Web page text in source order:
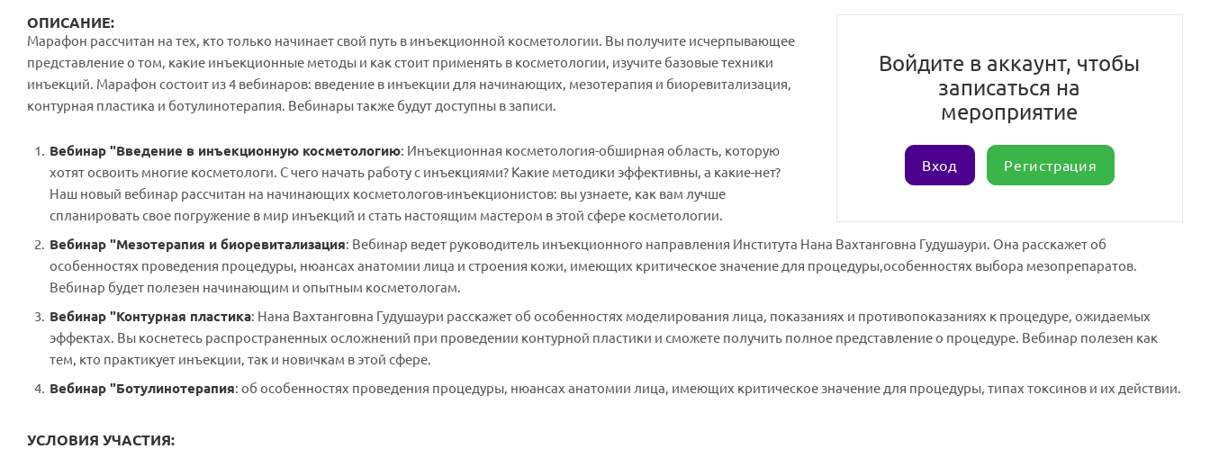
Войдите в аккаунт, чтобы
записаться на
мероприятие
Вход Регистрация
ОПИСАНИЕ:
Марафон рассчитан на тех, кто только начинает свой путь в инъекционной косметологии. Вы получите исчерпывающее
представление о том, какие инъекционные методы и как стоит применять в косметологии, изучите базовые техники
инъекций. Марафон состоит из 4 вебинаров: введение в инъекции для начинающих, мезотерапия и биоревитализация,
контурная пластика и ботулинотерапия. Вебинары также будут доступны в записи.
Вебинар "Введение в инъекционную косметологию: Инъекционная косметология-обширная область, которую
хотят освоить многие косметологи. С чего начать работу с инъекциями? Какие методики эффективны, а какие-нет?
Наш новый вебинар рассчитан на начинающих косметологов-инъекционистов: вы узнаете, как вам лучше
спланировать свое погружение в мир инъекций и стать настоящим мастером в этой сфере косметологии.
Вебинар "Мезотерапия и биоревитализация: Вебинар ведет руководитель инъекционного направления Института Нана Вахтанговна Гудушаури. Она расскажет об
особенностях проведения процедуры, нюансах анатомии лица и строения кожи, имеющих критическое значение для процедуры,особенностях выбора мезопрепаратов.
Вебинар будет полезен начинающим и опытным косметологам.
Вебинар "Контурная пластика: Нана Вахтанговна Гудушаури расскажет об особенностях моделирования лица, показаниях и противопоказаниях к процедуре, ожидаемых
эффектах. Вы коснетесь распространенных осложнений при проведении контурной пластики и сможете получить полное представление о процедуре. Вебинар полезен как
тем, кто практикует инъекции, так и новичкам в этой сфере.
Вебинар "Ботулинотерапия: об особенностях проведения процедуры, нюансах анатомии лица, имеющих критическое значение для процедуры, типах токсинов и их действии.
УСЛОВИЯ УЧАСТИЯ: